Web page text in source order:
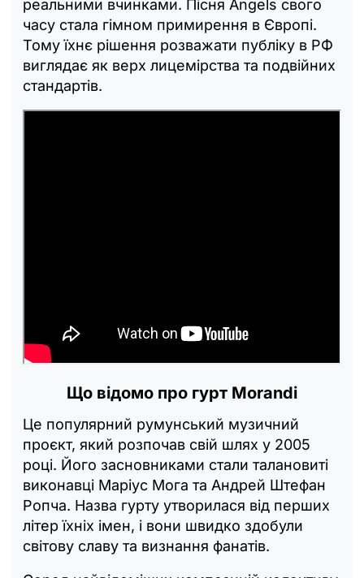
реальними вчинками. Пісня Angels свого
часу стала гімном примирення в Європі.
Тому їхнє рішення розважати публіку в РФ
виглядає як верх лицемірства та подвійних
стандартів.
Що відомо про гурт Morandi
Це популярний румунський музичний
проєкт, який розпочав свій шлях у 2005
році. Його засновниками стали талановиті
виконавці Маріус Мога та Андрей Штефан
Ропча. Назва гурту утворилася від перших
літер їхніх імен, і вони швидко здобули
світову славу та визнання фанатів.